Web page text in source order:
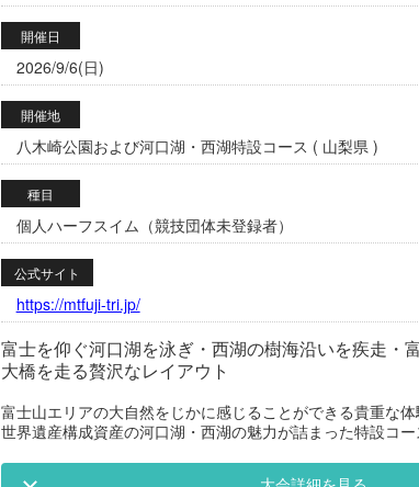
開催日
2026/9/6(日)
開催地
八木崎公園および河口湖・西湖特設コース ( 山梨県 )
種目
個人ハーフスイム（競技団体未登録者）
公式サイト
https://mtfuji-tri.jp/
富士を仰ぐ河口湖を泳ぎ・西湖の樹海沿いを疾走・
大橋を走る贅沢なレイアウト
富士山エリアの大自然をじかに感じることができる貴重な体
世界遺産構成資産の河口湖・西湖の魅力が詰まった特設コー